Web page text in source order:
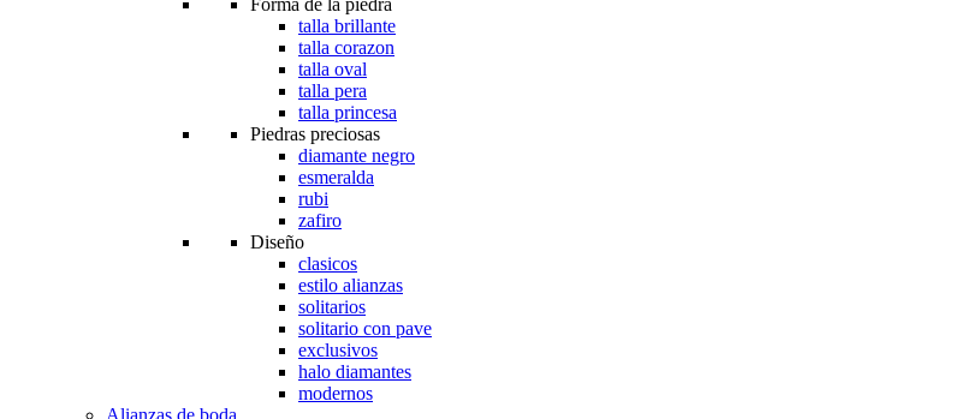
Forma de la piedra
talla brillante
talla corazon
talla oval
talla pera
talla princesa
Piedras preciosas
diamante negro
esmeralda
rubi
zafiro
Diseño
clasicos
estilo alianzas
solitarios
solitario con pave
exclusivos
halo diamantes
modernos
Alianzas de boda